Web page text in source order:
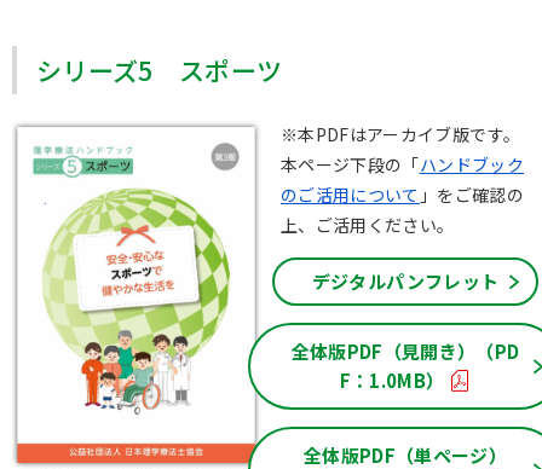
シリーズ5 スポーツ
※本PDFはアーカイブ版です。
本ページ下段の「ハンドブック
のご活用について 」をご確認の
上、ご活用ください。
デジタルパンフレット
全体版PDF（見開き）（PD
F：1.0MB）
全体版PDF（単ページ）